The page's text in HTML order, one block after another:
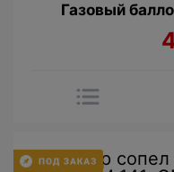
Газовый